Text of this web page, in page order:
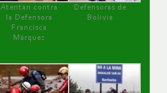
Atentan contra
la Defensora
Francisca
Márquez
Defensoras de
Bolivia